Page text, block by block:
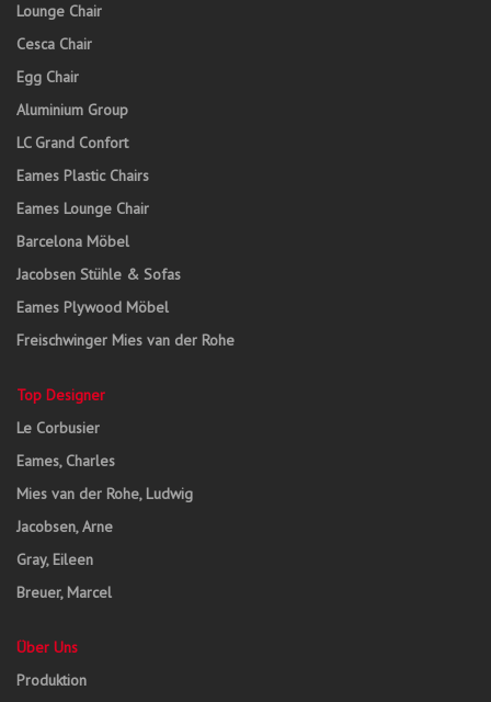
Lounge Chair
Cesca Chair
Egg Chair
Aluminium Group
LC Grand Confort
Eames Plastic Chairs
Eames Lounge Chair
Barcelona Möbel
Jacobsen Stühle & Sofas
Eames Plywood Möbel
Freischwinger Mies van der Rohe
Top Designer
Le Corbusier
Eames, Charles
Mies van der Rohe, Ludwig
Jacobsen, Arne
Gray, Eileen
Breuer, Marcel
Über Uns
Produktion